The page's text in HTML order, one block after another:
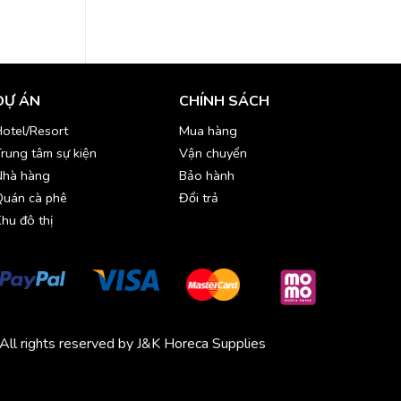
ÁN
Resort
tâm sự kiện
hàng
cà phê
đô thị
CHÍNH SÁCH
Mua hàng
Vận chuyển
Bảo hành
Đổi trả
All rights reserved by J&K Horeca Supplies